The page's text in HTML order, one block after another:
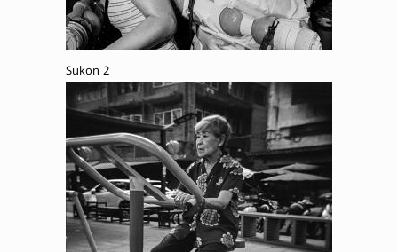
Sukon 2